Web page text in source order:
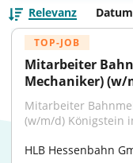
Relevanz Datum
TOP-JOB
Mitarbeiter
Mechaniker) (w/
Mitarbeiter
(w/m/d) Königstein
HLB Hessenbahn